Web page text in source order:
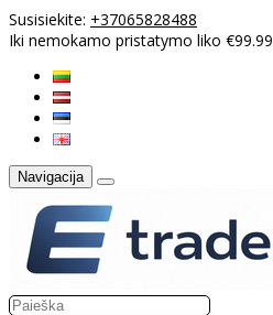
Susisiekite: +37065828488
Iki nemokamo pristatymo liko €99.99
Navigacija